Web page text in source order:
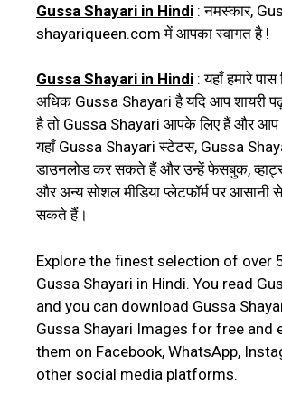
Gussa Shayari in Hindi : नमस्कार,
shayariqueen.com में आपका स्वागत है !
Gussa Shayari in Hindi :यहाँ हमारे
अधिक Gussa Shayari है यदि आप शायरी
हैतो Gussa Shayari आपके लिए हैं और आप
यहाँ Gussa Shayari स्टेटस, Gussa
डाउनलोड कर सकते हैं और उन्हें फेसबुक,
और अन्य सोशल मीडिया प्लेटफॉर्म पर आसानी
सकते हैं।
Explore the finest selection of over
Gussa Shayari in Hindi. You read
and you can download Gussa
Gussa Shayari Images for free and
them on Facebook, WhatsApp,
other social media platforms.